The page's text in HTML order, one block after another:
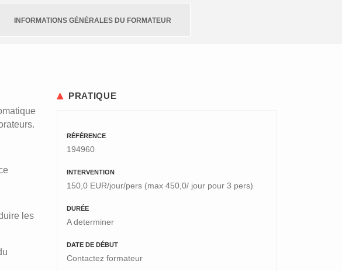
INFORMATIONS GÉNÉRALES DU FORMATEUR
les
PRATIQUE
RÉFÉRENCE
194960
INTERVENTION
150,0 EUR/jour/pers (max 450,0/ jour pour 3 pers)
DURÉE
A determiner
DATE DE DÉBUT
Contactez formateur